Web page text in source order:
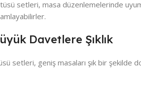
setleri, masa düzenlemelerinde
Davetlere Şıklık
setleri, geniş masaları şık bir şekilde